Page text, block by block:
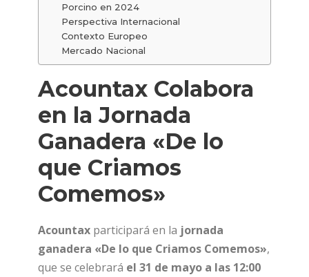
Porcino en 2024
Perspectiva Internacional
Contexto Europeo
Mercado Nacional
Acountax Colabora
en la Jornada
Ganadera «De lo
que Criamos
Comemos»
Acountax participará en la jornada
ganadera «De lo que Criamos Comemos»,
que se celebrará el 31 de mayo a las 12:00